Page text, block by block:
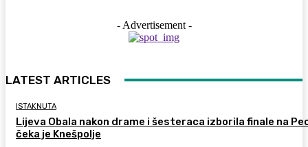
- Advertisement -
LATEST ARTICLES
ISTAKNUTA
Lijeva Obala nakon drame i šesteraca izborila finale na
čeka je Knešpolje